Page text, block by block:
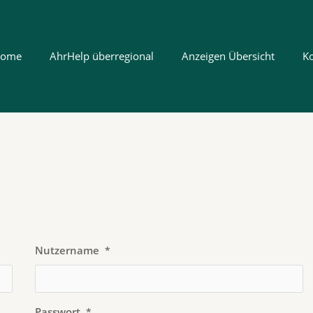
AhrHelp überregional Anzeigen Übersicht
Nutzername *